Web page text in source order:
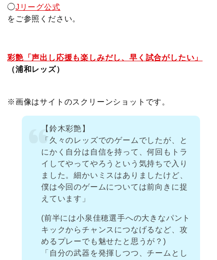
◯Jリーグ公式
をご参照ください。
彩艶「声出し応援も楽しみだし、早く試合がしたい」
（浦和レッズ）
※画像はサイトのスクリーンショットです。
【鈴木彩艶】
「久々のレッズでのゲームでしたが、と
にかく自分は自信を持って、何回もトラ
イしてやってやろうという気持ちで入り
ました。細かいミスはありましたけど、
僕は今回のゲームについては前向きに捉
えています」
(前半には小泉佳穂選手への大きなパント
キックからチャンスにつなげるなど、攻
めるプレーでも魅せたと思うが？)
「自分の武器を発揮しつつ、チームとし